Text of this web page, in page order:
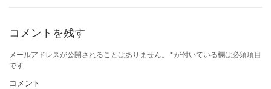
コメントを残す
メールアドレスが公開されることはありません。 *が付いている欄は必須項目
です
コメント